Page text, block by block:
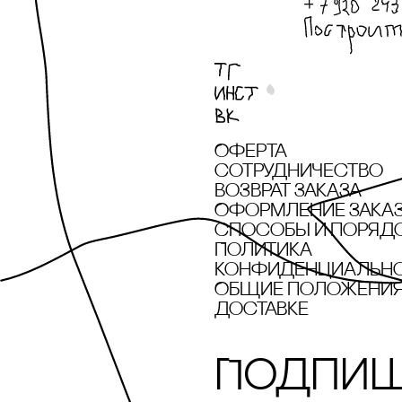
Rizzoli New York
Sample х Алексей
SHE IS MONO
Solid Water
SOLOMOON
Оферта
сотрудничество
Возврат заказа
Оформление
cпособы и
Политика
Общие положения
доставке